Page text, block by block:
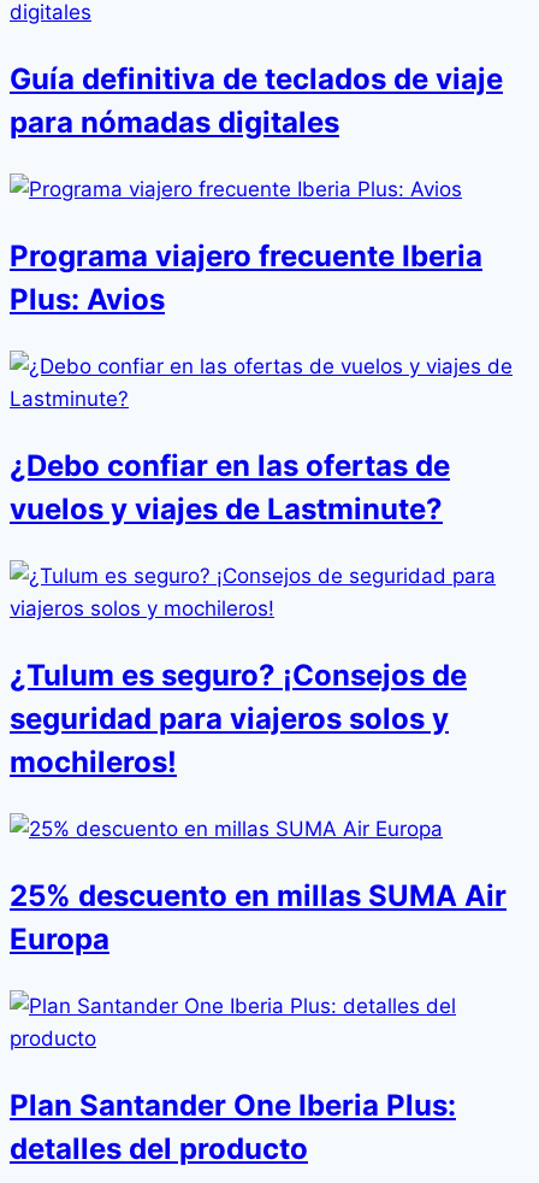
Guía definitiva de teclados de viaje
para nómadas digitales
Programa viajero frecuente Iberia
Plus: Avios
¿Debo confiar en las ofertas de
vuelos y viajes de Lastminute?
¿Tulum es seguro? ¡Consejos de
seguridad para viajeros solos y
mochileros!
25% descuento en millas SUMA Air
Europa
Plan Santander One Iberia Plus:
detalles del producto